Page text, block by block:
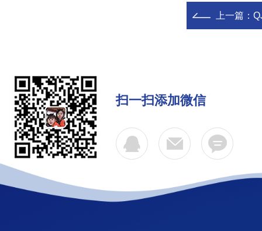
上一篇：
扫一扫添加微信